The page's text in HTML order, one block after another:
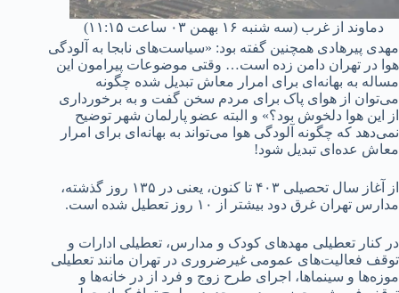
دماوند از غرب (سه شنبه ۱۶ بهمن ۰۳ ساعت ۱۱:۱۵)
مهدی پیرهادی همچنین گفته بود: «سیاست‌های نابجا به آلودگی
هوا در تهران دامن زده است… وقتی موضوعات پیرامون این
مساله به بهانه‌ای برای امرار معاش تبدیل شده چگونه
می‌توان از هوای پاک برای مردم سخن گفت و به برخورداری
از این هوا دلخوش بود؟» و البته عضو پارلمان شهر توضیح
نمی‌دهد که چگونه آلودگی هوا می‌تواند به بهانه‌ای برای امرار
معاش عده‌ای تبدیل شود!
از آغاز سال تحصیلی ۴۰۳ تا کنون، یعنی در ۱۳۵ روز گذشته،
مدارس تهران غرق دود بیشتر از ۱۰ روز تعطیل شده است.
در کنار تعطیلی مهدهای کودک و مدارس، تعطیلی ادارات و
توقف فعالیت‌های عمومی غیرضروری در تهران مانند تعطیلی
موزه‌ها و سینماها، اجرای طرح زوج و فرد از در خانه‌ها و